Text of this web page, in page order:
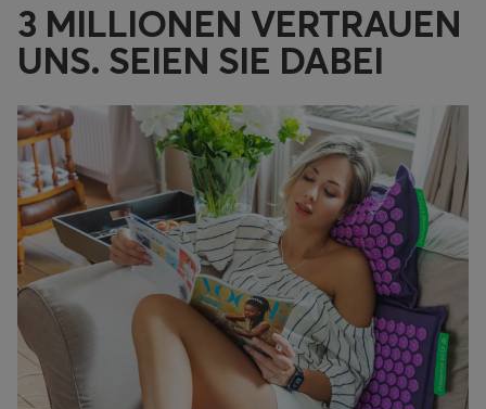
3 MILLIONEN VERTRAUEN
UNS. SEIEN SIE DABEI